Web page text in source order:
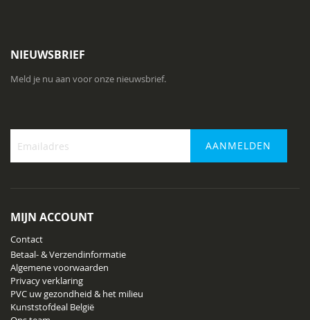
NIEUWSBRIEF
Meld je nu aan voor onze nieuwsbrief.
nieuwsbrief
AANMELDEN
MIJN ACCOUNT
Contact
Betaal- & Verzendinformatie
Algemene voorwaarden
Privacy verklaring
PVC uw gezondheid & het milieu
Kunststofdeal België